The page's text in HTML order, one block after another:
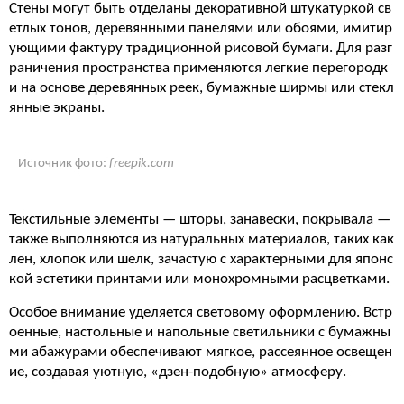
Стены могут быть отделаны декоративной штукатуркой св
етлых тонов, деревянными панелями или обоями, имитир
ующими фактуру традиционной рисовой бумаги. Для разг
раничения пространства применяются легкие перегородк
и на основе деревянных реек, бумажные ширмы или стекл
янные экраны.
Источник фото: freepik.com
Текстильные элементы — шторы, занавески, покрывала —
также выполняются из натуральных материалов, таких как
лен, хлопок или шелк, зачастую с характерными для японс
кой эстетики принтами или монохромными расцветками.
Особое внимание уделяется световому оформлению. Встр
оенные, настольные и напольные светильники с бумажны
ми абажурами обеспечивают мягкое, рассеянное освещен
ие, создавая уютную, «дзен-подобную» атмосферу.